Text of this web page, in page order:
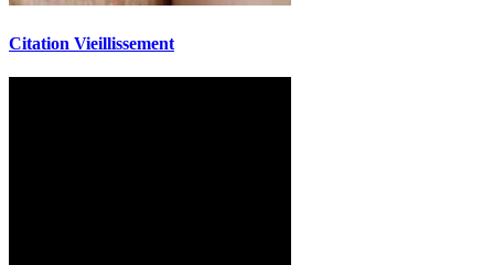
Citation Vieillissement